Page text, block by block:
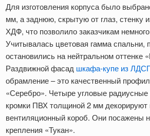
Для изготовления корпуса было
мм, а заднюю, скрытую от глаз, стенку
ХДФ, что позволило заказчикам
Учитывалась цветовая гамма спальни,
остановились на нейтральном оттенке
Раздвижной фасад шкафа-купе из
обрамление – это качественный
«Серебро». Четыре угловые радиусные
кромки ПВХ толщиной 2 мм
вентиляционный короб. Они посажены
крепления «Тукан».